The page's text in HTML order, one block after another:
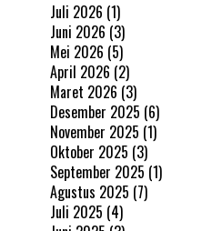
Juli 2026 (1)
Juni 2026 (3)
Mei 2026 (5)
April 2026 (2)
Maret 2026 (3)
Desember 2025 (6)
November 2025 (1)
Oktober 2025 (3)
September 2025 (1)
Agustus 2025 (7)
Juli 2025 (4)